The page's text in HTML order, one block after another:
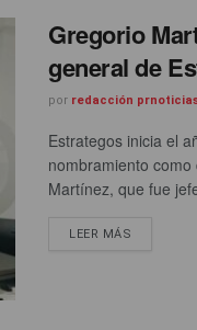
Gregorio
general de
por redacción
Estrategos inicia el
nombramiento
Martínez, que fue
LEER MÁS